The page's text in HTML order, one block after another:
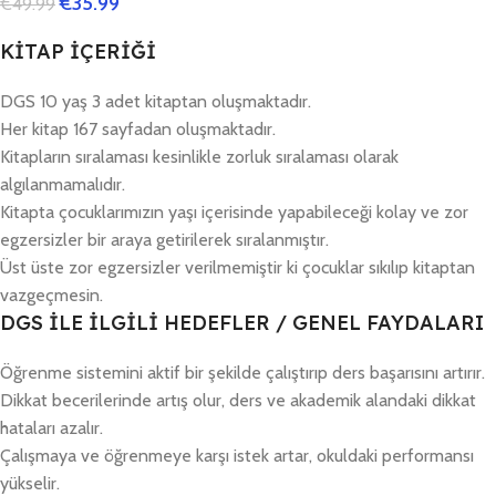
KİTAP İÇERİĞİ
DGS 10 yaş 3 adet kitaptan oluşmaktadır.
Her kitap 167 sayfadan oluşmaktadır.
Kitapların sıralaması kesinlikle zorluk sıralaması olarak
algılanmamalıdır.
Kitapta çocuklarımızın yaşı içerisinde yapabileceği kolay ve zor
egzersizler bir araya getirilerek sıralanmıştır.
Üst üste zor egzersizler verilmemiştir ki çocuklar sıkılıp kitaptan
vazgeçmesin.
DGS İLE İLGİLİ HEDEFLER / GENEL FAYDALARI
Öğrenme sistemini aktif bir şekilde çalıştırıp ders başarısını artırır.
Dikkat becerilerinde artış olur, ders ve akademik alandaki dikkat
hataları azalır.
Çalışmaya ve öğrenmeye karşı istek artar, okuldaki performansı
yükselir.